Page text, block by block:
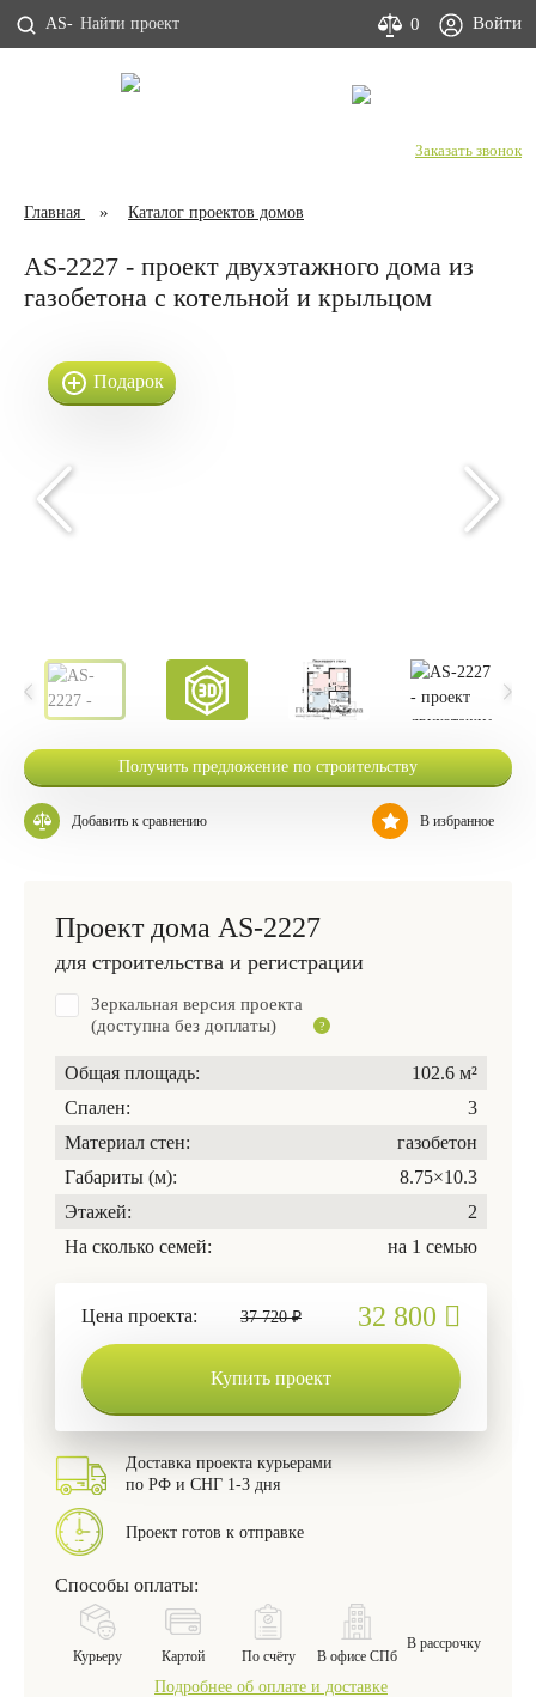
AS- 0 Войти
Заказать звонок
Главная Каталог проектов домов
AS-2227 - проект двухэтажного дома из
газобетона с котельной и крыльцом
Подарок
Получить предложение по строительству
Добавить к сравнению В избранное
Проект дома AS-2227
для строительства и регистрации
Зеркальная версия проекта
(доступна без доплаты)
Общая площадь:
102.6 м²
Спален:
3
Материал стен:
газобетон
Габариты (м):
8.75×10.3
Этажей:
2
На сколько семей:
на 1 семью
Цена проекта: 37 720 ₽ 32 800
Купить проект
Доставка проекта курьерами
по РФ и СНГ 1-3 дня
Проект готов к отправке
Способы оплаты:
Курьеру Картой По счёту В офисе СПб
В рассрочку
Подробнее об оплате и доставке